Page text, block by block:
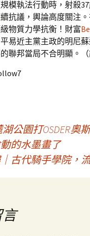
模執法行動時，射殺
抗議，輿論高度關注
物質力學抗衡！財富
易近主黨主政的明尼
聯邦當局不合明顯。
公園打OSDER
的水墨畫了
古代騎手學院，